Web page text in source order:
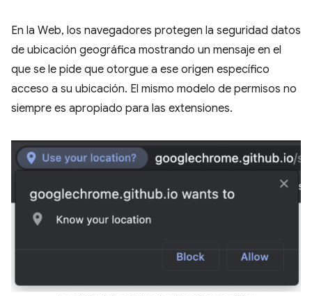
En la Web, los navegadores protegen la seguridad datos
de ubicación geográfica mostrando un mensaje en el
que se le pide que otorgue a ese origen específico
acceso a su ubicación. El mismo modelo de permisos no
siempre es apropiado para las extensiones.